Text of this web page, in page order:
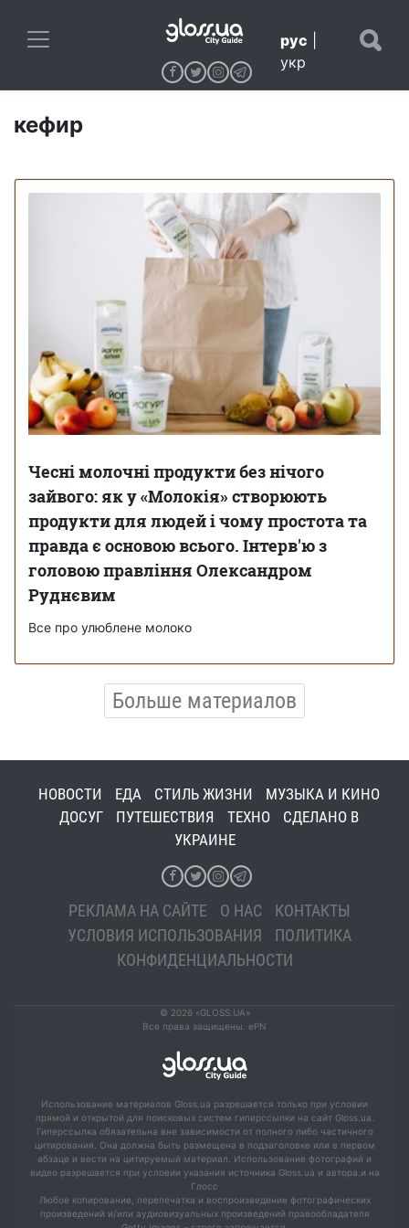
рус
укр
кефир
Чесні молочні продукти без нічого
зайвого: як у «Молокія» створюють
продукти для людей і чому простота та
правда є основою всього. Інтерв'ю з
головою правління Олександром
Руднєвим
Все про улюблене молоко
Больше материалов
НОВОСТИ ЕДА СТИЛЬ ЖИЗНИ
МУЗЫКА И КИНО
ДОСУГ
ПУТЕШЕСТВИЯ ТЕХНО
СДЕЛАНО В
УКРАИНЕ
РЕКЛАМА НА САЙТЕ О НАС
КОНТАКТЫ
УСЛОВИЯ ИСПОЛЬЗОВАНИЯ
ПОЛИТИКА
КОНФИДЕНЦИАЛЬНОСТИ
© 2026 «GLOSS.UA»
Все права защищены. ePN
Использование материалов Gloss.ua разрешается только при условии
прямой и открытой для поисковых систем гиперссылки на сайт Gloss.ua.
Гиперссылка обязательна вне зависимости от полного либо частичного
цитирования. Она должна быть размещена в подзаголовке или в первом
абзаце и вести на цитируемый материал. Использование фотографий и
видео разрешается при условии указания источника Gloss.ua и автора.и на
Глосс
Любое копирование, перепечатка и воспроизведение фотографических
произведений и/или аудиовизуальных произведений правообладателя